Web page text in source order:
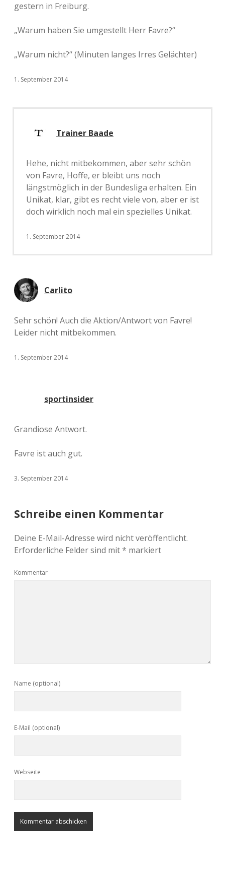
gestern in Freiburg.
„Warum haben Sie umgestellt Herr Favre?“
„Warum nicht?“ (Minuten langes Irres Gelächter)
1. September 2014
Trainer Baade
Hehe, nicht mitbekommen, aber sehr schön
von Favre, Hoffe, er bleibt uns noch
längstmöglich in der Bundesliga erhalten. Ein
Unikat, klar, gibt es recht viele von, aber er ist
doch wirklich noch mal ein spezielles Unikat.
1. September 2014
Carlito
Sehr schön! Auch die Aktion/Antwort von Favre!
Leider nicht mitbekommen.
1. September 2014
sportinsider
Grandiose Antwort.
Favre ist auch gut.
3. September 2014
Schreibe einen Kommentar
Deine E-Mail-Adresse wird nicht veröffentlicht.
Erforderliche Felder sind mit* markiert
Kommentar
Name (optional)
E-Mail (optional)
Webseite